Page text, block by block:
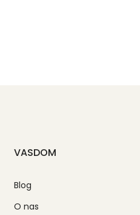
VASDOM
Blog
O nas